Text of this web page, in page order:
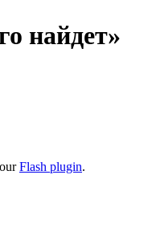
найдет»
Flash plugin.